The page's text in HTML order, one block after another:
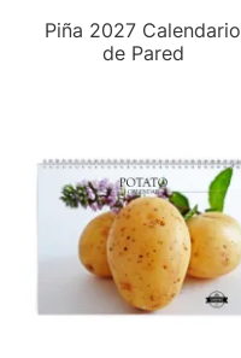
Piña 2027 Calendario
de Pared